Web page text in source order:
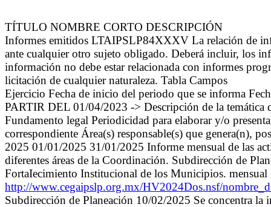
TÍTULO NOMBRE CORTO DESCRIPCIÓN
Informes emitidos LTAIPSLP84XXXV La relación de
ante cualquier otro sujeto obligado. Deberá incluir, los
información no debe estar relacionada con informes
licitación de cualquier naturaleza. Tabla Campos
Ejercicio Fecha de inicio del periodo que se informa
PARTIR DEL 01/04/2023 -> Descripción de la temática
Fundamento legal Periodicidad para elaborar y/o
correspondiente Área(s) responsable(s) que genera(n),
2025 01/01/2025 31/01/2025 Informe mensual de las
diferentes áreas de la Coordinación. Subdirección de
FortaIecimiento Institucional de los Municipios.
http://www.cegaipslp.org.mx/HV2024Dos.nsf/
Subdirección de Planeación 10/02/2025 Se concentra la